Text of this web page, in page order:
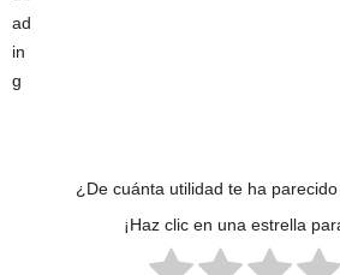
¿De cuánta utilidad te ha
¡Haz clic en una estrella